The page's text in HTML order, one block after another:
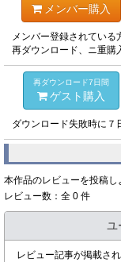
メンバー購入
メンバー登録されている
再ダウンロード、ニ重購
再ダウンロード7日間
ゲスト購入
ダウンロード失敗時に７
本作品のレビューを投稿
レビュー数：全 0 件
ユ
レビュー記事が掲載さ